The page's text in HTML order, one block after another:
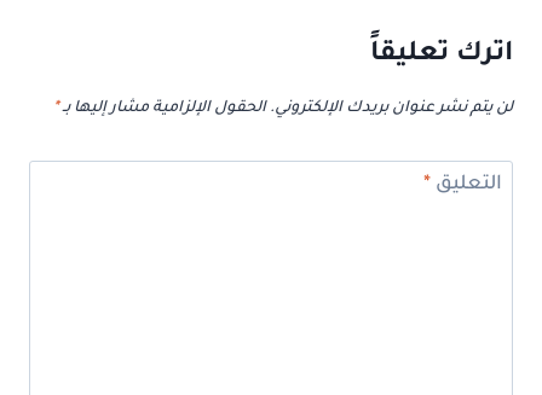
اترك تعليقاً
لن يتم نشر عنوان بريدك الإلكتروني. الحقول الإلزامية مشار إليها بـ*
التعليق *